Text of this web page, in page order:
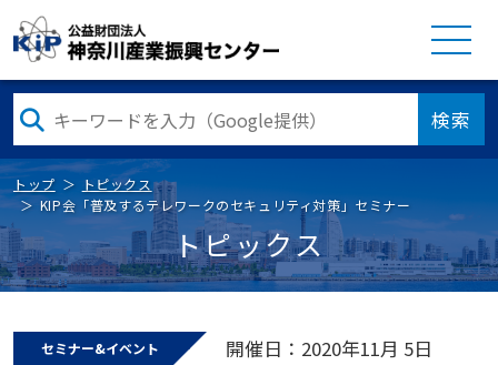
検索
トップ
トピックス
KIP会「普及するテレワークのセキュリティ対策」セミナー
トピックス
セミナー&イベント 開催日：2020年11月 5日